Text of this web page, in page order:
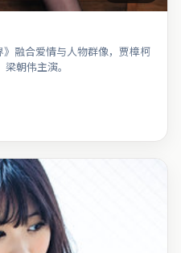
融合爱情与人物群像，贾樟柯
朝伟主演。